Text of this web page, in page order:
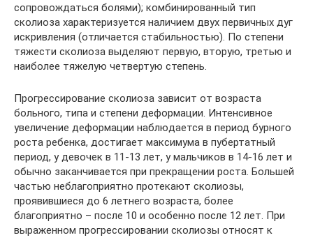
сопровождаться болями); комбинированный тип
сколиоза характеризуется наличием двух первичных дуг
искривления (отличается стабильностью). По степени
тяжести сколиоза выделяют первую, вторую, третью и
наиболее тяжелую четвертую степень.
Прогрессирование сколиоза зависит от возраста
больного, типа и степени деформации. Интенсивное
увеличение деформации наблюдается в период бурного
роста ребенка, достигает максимума в пубертатный
период, у девочек в 11-13 лет, у мальчиков в 14-16 лет и
обычно заканчивается при прекращении роста. Большей
частью неблагоприятно протекают сколиозы,
проявившиеся до 6 летнего возраста, более
благоприятно – после 10 и особенно после 12 лет. При
выраженном прогрессировании сколиозы относят к